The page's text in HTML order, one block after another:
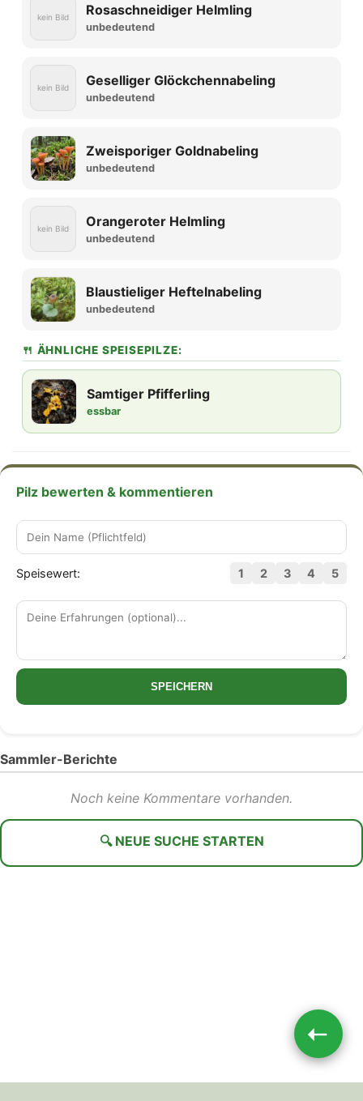
kein Bild Rosaschneidiger Helmling
unbedeutend
kein Bild Geselliger Glöckchennabeling
unbedeutend
Zweisporiger Goldnabeling
unbedeutend
kein Bild Orangeroter Helmling
unbedeutend
Blaustieliger Heftelnabeling
unbedeutend
🍴 ÄHNLICHE SPEISEPILZE:
Samtiger Pfifferling
essbar
Pilz bewerten & kommentieren
Speisewert: 1 2 3 4 5
SPEICHERN
Sammler-Berichte
Noch keine Kommentare vorhanden.
🔍 NEUE SUCHE STARTEN
➝